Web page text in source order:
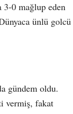
3-0 mağlup eden
ünlü golcü
gündem oldu.
vermiş, fakat